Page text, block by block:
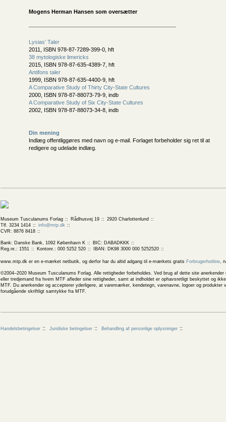
Mogens Herman Hansen som oversætter
Lysias’ Taler
2011, ISBN 978-87-7289-399-0, hft
38 mytologiske limericks
2015, ISBN 978-87-635-4389-7, hft
Antifons taler
1999, ISBN 978-87-635-4400-9, hft
A Comparative Study of Thirty City-State Cultures
2000, ISBN 978-87-88073-79-9, indb
A Comparative Study of Six City-State Cultures
2002, ISBN 978-87-88073-34-8, indb
Din mening
Indlæg offentliggøres med navn og e-mail. Forlaget forbeholder sig ret til at
redigere og udelade indlæg.
Museum Tusculanums Forlag Rådhusvej 19
2920 Charlottenlund
Tlf. 3234 1414
info@mtp.dk
CVR: 8876 8418
Bank: Danske Bank, 1092 København K
BIC: DABADKKK
Reg.nr.: 1551
Kontonr.: 000 5252 520 IBAN: DK98 3000 000 5252520
www.mtp.dk er en e-mærket netbutik, og derfor har du altid adgang til e-mærkets gratis Forbrugerhotline,
©2004–2020 Museum Tusculanums Forlag. Alle rettigheder forbeholdes. Ved brug af dette site
eller tredjemand fra hvem MTF afleder sine rettigheder, samt at indholdet er ophavsretligt beskyttet og
MTF. Du anerkender og accepterer yderligere, at varemærker, kendetegn, varenavne, logoer og
forudgående skriftligt samtykke fra MTF.
Handelsbetingelser Juridiske betingelser Behandling af personlige oplysninger